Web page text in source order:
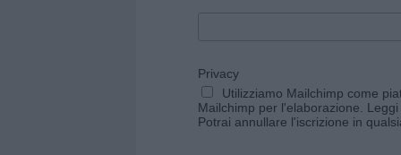
Privacy
Utilizziamo Mailchimp come
Mailchimp per l'elaborazione.
Potrai annullare l'iscrizione in